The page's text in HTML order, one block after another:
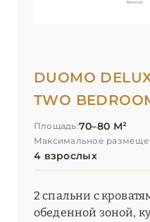
DUOMO
TWO
Площадь:70–80 М²
Максимальное
4 взрослых
2 спальни с
обеденной зоной,